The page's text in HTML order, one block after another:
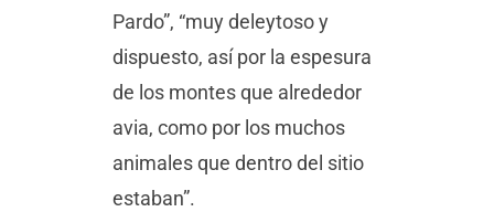
Pardo”, “muy deleytoso y
dispuesto, así por la espesura
de los montes que alrededor
avia, como por los muchos
animales que dentro del sitio
estaban”.